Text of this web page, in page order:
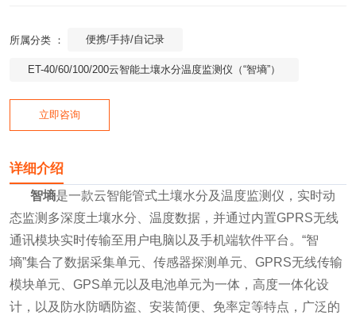
所属分类 ： 便携/手持/自记录
ET-40/60/100/200云智能土壤水分温度监测仪（“智墒”）
立即咨询
详细介绍
智墒是一款云智能管式土壤水分及温度监测仪，实时动
态监测多深度土壤水分、温度数据，并通过内置GPRS无线
通讯模块实时传输至用户电脑以及手机端软件平台。“智
墒”集合了数据采集单元、传感器探测单元、GPRS无线传输
模块单元、GPS单元以及电池单元为一体，高度一体化设
计，以及防水防晒防盗、安装简便、免率定等特点，广泛的